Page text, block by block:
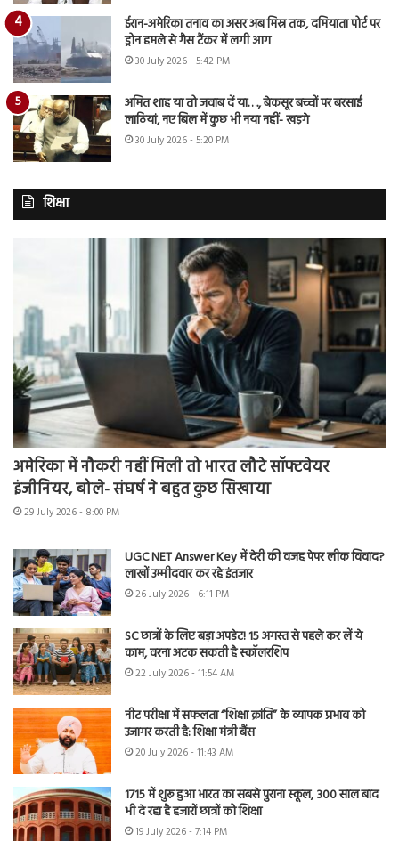
ईरान-अमेरिका तनाव का असर अब मिस्र तक, दमियाता पोर्ट पर
ड्रोन हमले से गैस टैंकर में लगी आग
30 July 2026 - 5:42 PM
अमित शाह या तो जवाब दें या…., बेकसूर बच्चों पर बरसाई
लाठियां, नए बिल में कुछ भी नया नहीं- खड़गे
30 July 2026 - 5:20 PM
शिक्षा
अमेरिका में नौकरी नहीं मिली तो भारत लौटे सॉफ्टवेयर
इंजीनियर, बोले- संघर्ष ने बहुत कुछ सिखाया
29 July 2026 - 8:00 PM
UGC NET Answer Key में देरी की वजह पेपर लीक विवाद?
लाखों उम्मीदवार कर रहे इंतजार
26 July 2026 - 6:11 PM
SC छात्रों के लिए बड़ा अपडेट! 15 अगस्त से पहले कर लें ये
काम, वरना अटक सकती है स्कॉलरशिप
22 July 2026 - 11:54 AM
नीट परीक्षा में सफलता “शिक्षा क्रांति” के व्यापक प्रभाव को
उजागर करती है: शिक्षा मंत्री बैंस
20 July 2026 - 11:43 AM
1715 में शुरू हुआ भारत का सबसे पुराना स्कूल, 300 साल बाद
भी दे रहा है हजारों छात्रों को शिक्षा
19 July 2026 - 7:14 PM